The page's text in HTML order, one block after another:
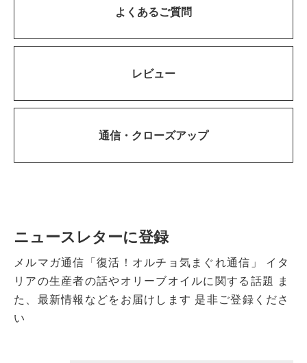
よくあるご質問
レビュー
通信・ クローズアップ
ニュースレターに登録
メルマガ通信「復活！オルチョ気まぐれ通信」
イタ
リアの生産者の話やオリーブオイルに関する話題
ま
た、最新情報などをお届けします 是非ご登録くださ
い